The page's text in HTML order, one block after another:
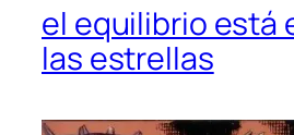
el equilibrio está
las estrellas